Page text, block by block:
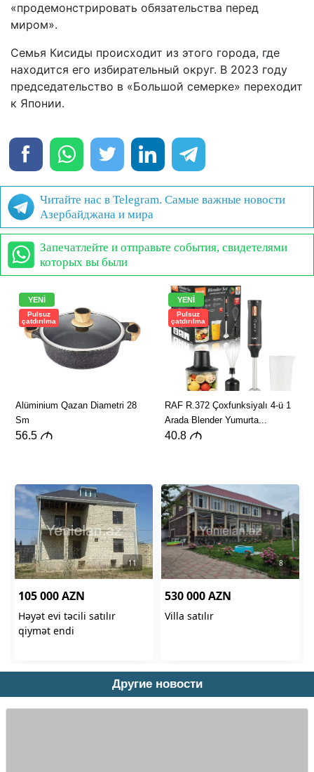
«продемонстрировать обязательства перед
миром».
Семья Кисиды происходит из этого города, где
находится его избирательный округ. В 2023 году
председательство в «Большой семерке» переходит
к Японии.
Читайте нас в Telegram. Самые важные новости
Азербайджана и мира
Запечатлейте и отправьте события, свидетелями
которых вы были
Другие новости